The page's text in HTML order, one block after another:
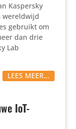
Kaspersky
wereldwijd
gebruikt om
dan drie
Lab
LEES MEER...
IoT-